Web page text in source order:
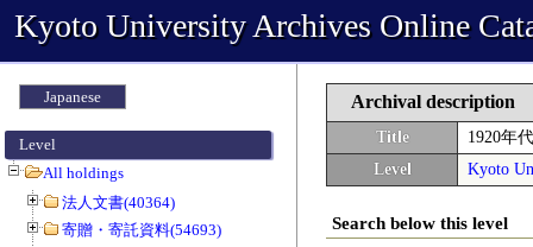
Kyoto University Archives Online
Japanese
Level
All holdings
法人文書(40364)
寄贈・寄託資料(54693)
Archival description
Title
1920年代
Level
Kyoto
Search below this level